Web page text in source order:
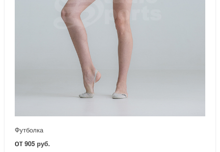
Футболка
от 905 руб.